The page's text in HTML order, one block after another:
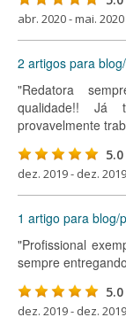
abr. 2020 - mai. 2020
2 artigos para
"Redatora
qualidade!! Já
provavelmente
5.0
dez. 2019 - dez. 2019
1 artigo para blog/
"Profissional
sempre
5.0
dez. 2019 - dez. 2019